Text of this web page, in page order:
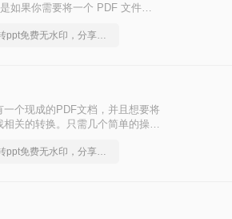
如果你需要将一个 PDF 文件转
pdf转ppt免费无水印，分享一种简单的方法
个现成的PDF文档，并且想要将
关的转换。只需几个简单的操
pdf转ppt免费无水印，分享一种简单的方法